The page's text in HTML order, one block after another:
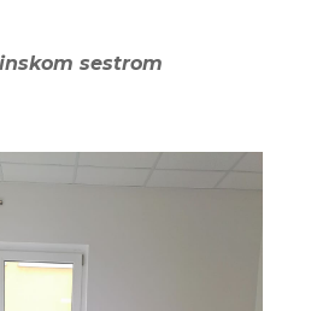
sestrom